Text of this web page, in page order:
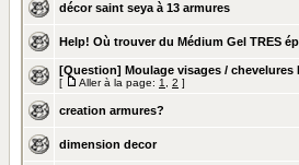
décor saint seya à 13 armures
Help! Où trouver du Médium Gel TRES
[Question] Moulage visages / chevelures
[ Aller à la page: 1 2 ]
creation armures?
dimension decor